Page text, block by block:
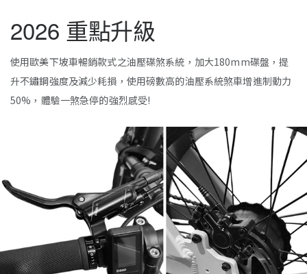
2026 重點升級
使用歐美下坡車暢銷款式之油壓碟煞系統，加大180mm碟盤，提
升不鏽鋼強度及減少耗損，使用磅數高的油壓系統煞車增進制動力
50%，體驗一煞急停的強烈感受!